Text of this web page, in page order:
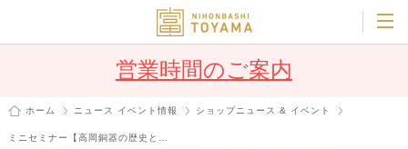
営業時間のご案内
ホーム ニュース イベント情報 ショップニュース & イベント
ミニセミナー【高岡銅器の歴史と…